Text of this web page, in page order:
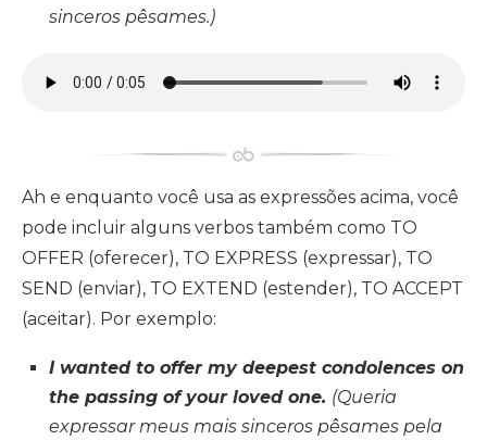
sinceros pêsames.)
Ah e enquanto você usa as expressões acima, você
pode incluir alguns verbos também como TO
OFFER (oferecer), TO EXPRESS (expressar), TO
SEND (enviar), TO EXTEND (estender), TO ACCEPT
(aceitar). Por exemplo:
I wanted to offer my deepest condolences on
the passing of your loved one. (Queria
expressar meus mais sinceros pêsames pela